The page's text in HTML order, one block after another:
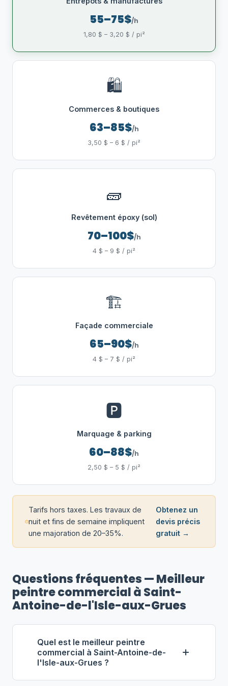
55–75$/h
1,80 $ – 3,20 $ / pi²
🛍️
Commerces & boutiques
63–85$/h
3,50 $ – 6 $ / pi²
🧱
Revêtement époxy (sol)
70–100$/h
4 $ – 9 $ / pi²
🏗️
Façade commerciale
65–90$/h
4 $ – 7 $ / pi²
🅿️
Marquage & parking
60–88$/h
2,50 $ – 5 $ / pi²
Tarifs hors taxes. Les travaux de
nuit et fins de semaine impliquent
une majoration de 20–35%.
Obtenez un
devis précis
gratuit →
Questions fréquentes — Meilleur
peintre commercial à Saint-
Antoine-de-l'Isle-aux-Grues
Quel est le meilleur peintre
commercial à Saint-Antoine-de-
l'Isle-aux-Grues ?